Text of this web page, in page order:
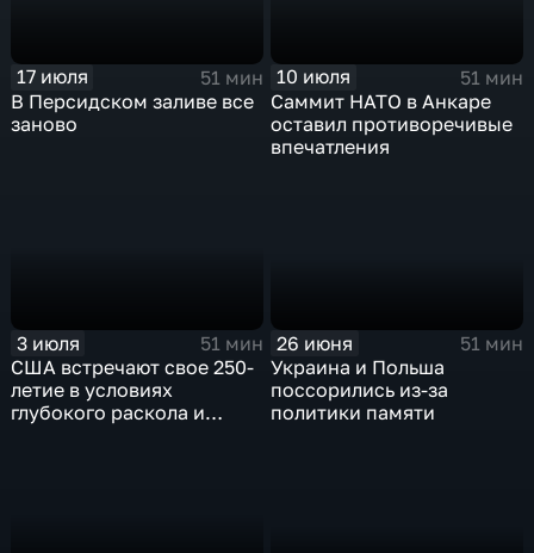
17 июля
51 мин
В Персидском заливе все
заново
10 июля
51 мин
Саммит НАТО в Анкаре
оставил противоречивые
впечатления
3 июля
51 мин
США встречают свое 250-
летие в условиях
глубокого раскола и
26 июня
51 мин
Украина и Польша
поссорились из-за
политики памяти